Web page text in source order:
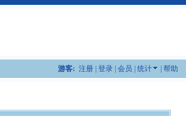
游客: 注册| 登录| 会员 统计 帮助